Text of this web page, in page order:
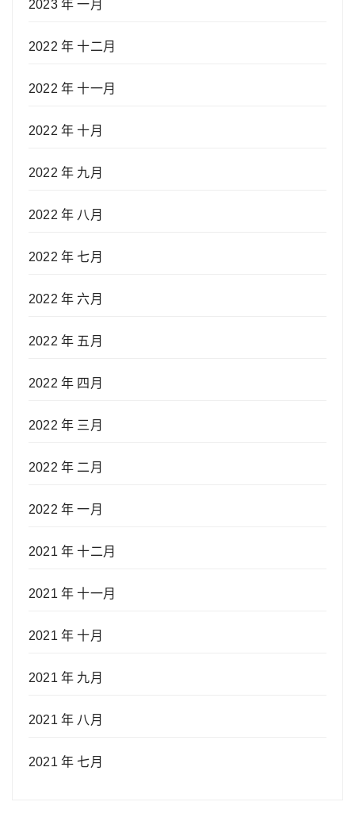
2023 年 一月
2022 年 十二月
2022 年 十一月
2022 年 十月
2022 年 九月
2022 年 八月
2022 年 七月
2022 年 六月
2022 年 五月
2022 年 四月
2022 年 三月
2022 年 二月
2022 年 一月
2021 年 十二月
2021 年 十一月
2021 年 十月
2021 年 九月
2021 年 八月
2021 年 七月